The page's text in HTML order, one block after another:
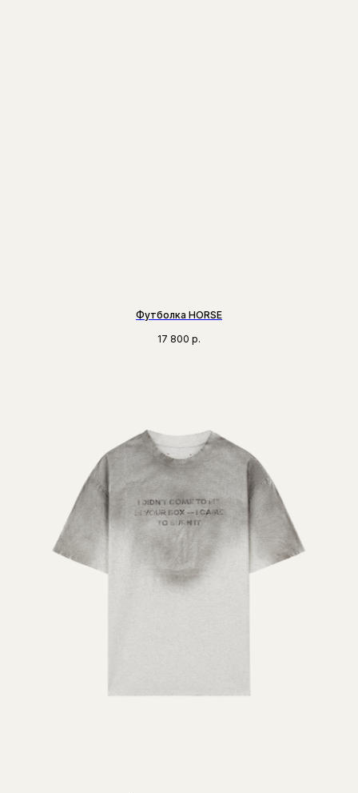
Футболка HORSE
17 800 р.